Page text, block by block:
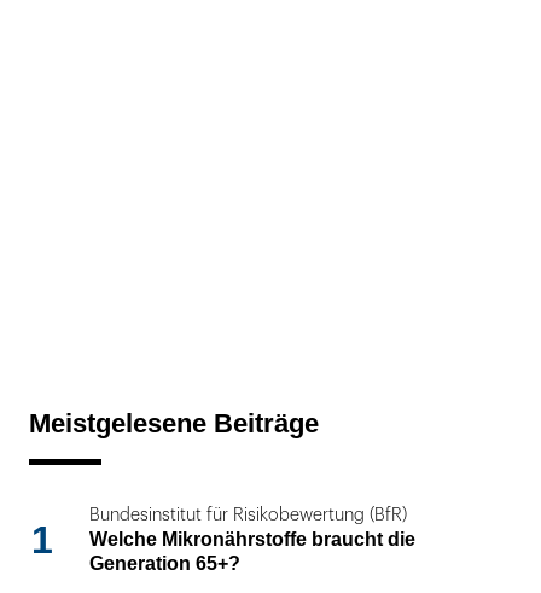
Meistgelesene Beiträge
1
Bundesinstitut für Risikobewertung (BfR)
Welche Mikronährstoffe braucht die
Generation 65+?